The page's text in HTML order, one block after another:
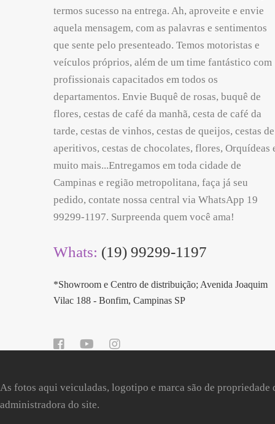
termos sucesso na entrega. Ah, aproveite e envie
aquela mensagem, com as palavras e sentimentos
que sente pelo presenteado. Temos motoristas e
veículos próprios, além de um time fantástico com
profissionais capacitados em todos os
departamentos. Envie Buquê de rosas, buquê de
flores, cestas de café da manhã, cesta de café da
tarde, cestas de vinhos, cestas de queijos, cestas de
aperitivos, cestas de chocolates, flores, Orquídeas
muito mais...Entregamos em toda cidade de
Campinas e região metropolitana, faça já seu
pedido, contate nossa central via WhatsApp 19
99299-1197. Surpreenda quem você ama!
Whats: (19) 99299-1197
*Showroom e Centro de distribuição; Avenida Joaquim
Vilac 188 - Bonfim, Campinas SP
As fotos aqui veiculadas, logotipo e marca são de propriedade
administradora do site.